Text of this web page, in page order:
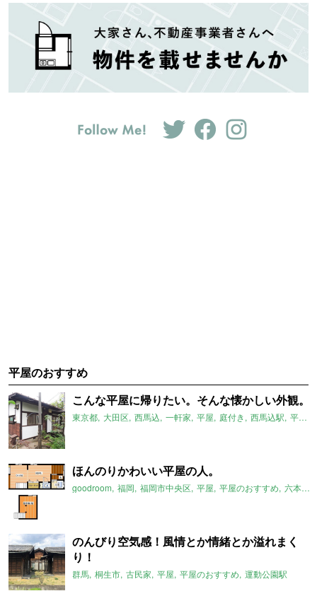
平屋のおすすめ
こんな平屋に帰りたい。そんな懐かしい外観。
東京都 大田区 西馬込 一軒家 平屋 庭付き 西馬込駅 平屋のおすすめ
ほんのりかわいい平屋の人。
goodroom 福岡 福岡市中央区 平屋 平屋のおすすめ 六本松駅
のんびり空気感！風情とか情緒とか溢れまく
り！
群馬 桐生市 古民家 平屋 平屋のおすすめ 運動公園駅